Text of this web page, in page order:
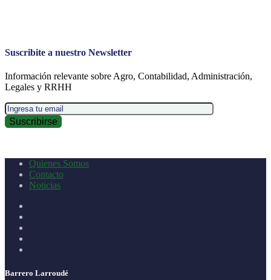
Suscribite a nuestro Newsletter
Información relevante sobre Agro, Contabilidad, Administración,
Legales y RRHH
Quienes Somos
Contacto
Noticias
Barrero Larroudé